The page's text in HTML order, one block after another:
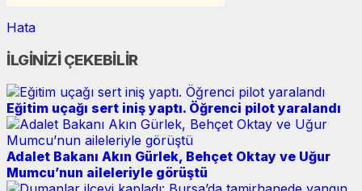
Hata
İLGİNİZİ ÇEKEBİLİR
Eğitim uçağı sert iniş yaptı. Öğrenci pilot yaralandı
Adalet Bakanı Akın Gürlek, Behçet Oktay ve Uğur
Mumcu’nun aileleriyle görüştü